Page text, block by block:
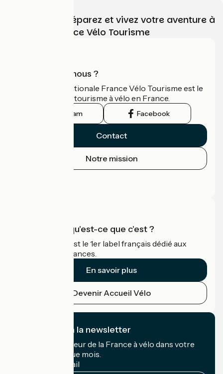
Choisissez, préparez et vivez votre aventure à
vélo avec France Vélo Tourisme
Qui sommes-nous ?
L'association nationale France Vélo Tourisme est le
guide officiel du tourisme à vélo en France.
Instagram Facebook
Contact
Notre mission
Accueil Vélo qu'est-ce que c'est ?
Accueil Vélo c'est le 1er label français dédié aux
cyclistes en vacances.
En savoir plus
Devenir Accueil Vélo
Je m'abonne à la newsletter
Recevez le meilleur de la France à vélo dans votre
boîte mail chaque mois.
Mon adresse mail